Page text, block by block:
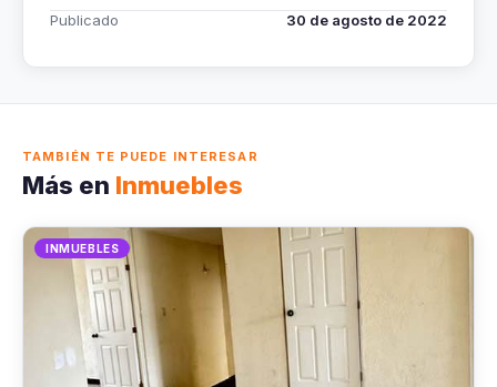
Publicado
30 de agosto de 2022
TAMBIÉN TE PUEDE INTERESAR
Más en Inmuebles
INMUEBLES